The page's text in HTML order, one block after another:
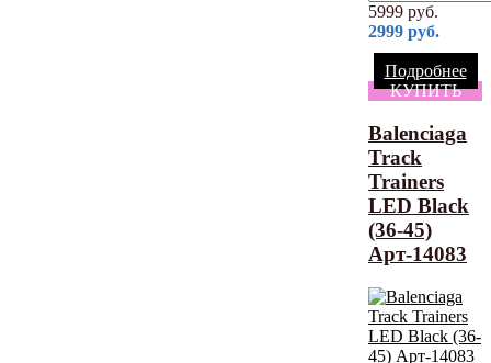
5999 руб.
2999 руб.
Подробнее
КУПИТЬ
Balenciaga
Track
Trainers
LED Black
(36-45)
Арт-14083